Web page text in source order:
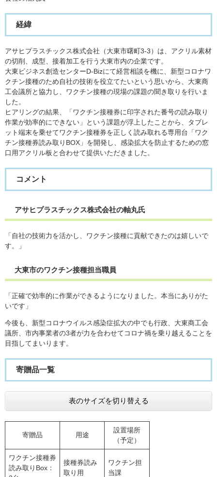
経緯
アサヒプラスチックス株式会社（大東市曙町3-3）は、アクリル素材
の切削、成型、接着加工を行う大東市内の企業です。
大東ビジネス創造センターD-Bizにて経営相談を機に、新型コロナワ
クチン接種のため自社の技術を役立てたいという思いから、大東商
工会議所と協力し、ワクチン接種の現場の課題の聞き取りを行いま
した。
ヒアリングの結果、「ワクチン接種券に印字された番号の読み取り
作業が効率的にできない」という課題が浮上したことから、タブレ
ット端末を乗せてワクチン接種券を正しく読み取れる専用台「ワク
チン接種券読み取りBOX」を開発し、感染拡大を防止するための窓
口用アクリル板と合わせて提供いただきました。
コメント
アサヒプラスチックス株式会社の軸丸氏
「自社の技術力を活かし、ワクチン接種に貢献できたのは嬉しいで
す。」
大東市のワクチン接種担当職員
「正確で効率的に作業ができるようになりました。本当にありがた
いです」
今後も、新型コロナウイルス感染症拡大の中でも行政、大東商工会
議所、市内事業者の3者が力を合わせてコロナ禍を乗り越えることを
目指してまいります。
寄贈品一覧
表のサイズを切り替える
寄贈品 用途
設置場所
（予定）
ワクチン接種券
読み取りBox：
接種券読み
取り用
ワクチン担
当課